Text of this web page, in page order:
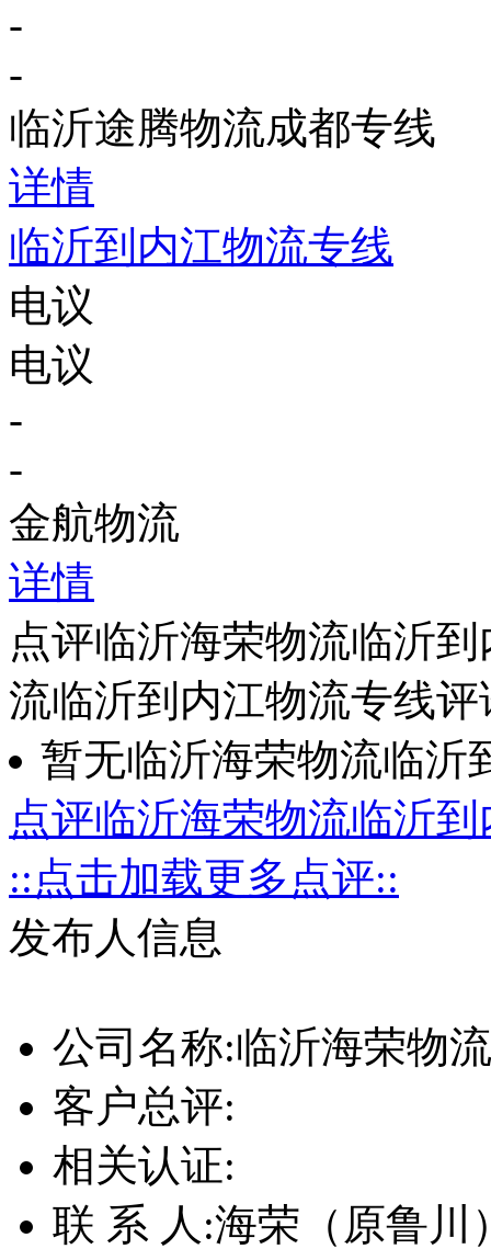
-
-
临沂途腾物流成都专线
详情
临沂到内江物流专线
电议
电议
-
-
金航物流
详情
点评临沂海荣物流临沂
流临沂到内江物流专线
暂无临沂海荣物流临
点评临沂海荣物流临沂
::点击加载更多点评::
发布人信息
公司名称:临沂海荣物流
客户总评:
相关认证:
联 系 人:海荣（原鲁川